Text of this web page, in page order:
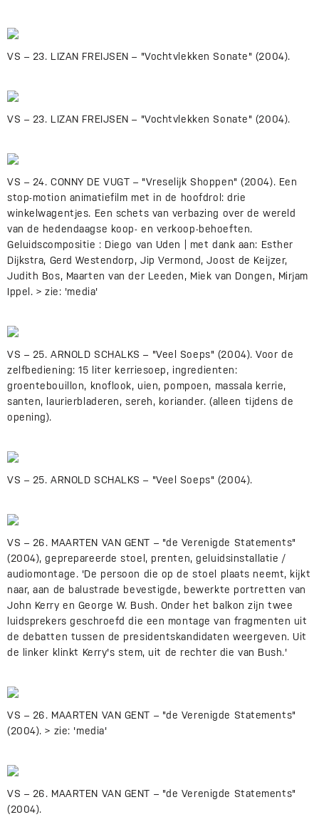
VS – 23. LIZAN FREIJSEN – "Vochtvlekken Sonate" (2004).
VS – 23. LIZAN FREIJSEN – "Vochtvlekken Sonate" (2004).
VS – 24. CONNY DE VUGT – "Vreselijk Shoppen" (2004). Een
stop-motion animatiefilm met in de hoofdrol: drie
winkelwagentjes. Een schets van verbazing over de wereld
van de hedendaagse koop- en verkoop-behoeften.
Geluidscompositie : Diego van Uden | met dank aan: Esther
Dijkstra, Gerd Westendorp, Jip Vermond, Joost de Keijzer,
Judith Bos, Maarten van der Leeden, Miek van Dongen, Mirjam
Ippel. > zie: 'media'
VS – 25. ARNOLD SCHALKS – "Veel Soeps" (2004). Voor de
zelfbediening: 15 liter kerriesoep, ingredienten:
groentebouillon, knoflook, uien, pompoen, massala kerrie,
santen, laurierbladeren, sereh, koriander. (alleen tijdens de
opening).
VS – 25. ARNOLD SCHALKS – "Veel Soeps" (2004).
VS – 26. MAARTEN VAN GENT – "de Verenigde Statements"
(2004), geprepareerde stoel, prenten, geluidsinstallatie /
audiomontage. 'De persoon die op de stoel plaats neemt, kijkt
naar, aan de balustrade bevestigde, bewerkte portretten van
John Kerry en George W. Bush. Onder het balkon zijn twee
luidsprekers geschroefd die een montage van fragmenten uit
de debatten tussen de presidentskandidaten weergeven. Uit
de linker klinkt Kerry's stem, uit de rechter die van Bush.'
VS – 26. MAARTEN VAN GENT – "de Verenigde Statements"
(2004). > zie: 'media'
VS – 26. MAARTEN VAN GENT – "de Verenigde Statements"
(2004).